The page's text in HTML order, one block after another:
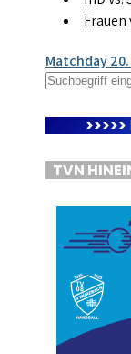
Frauen
Matchday
Suchen
>>>>>
TVN